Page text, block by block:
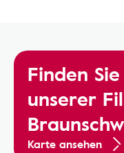
Finden
unserer
Karte ansehen